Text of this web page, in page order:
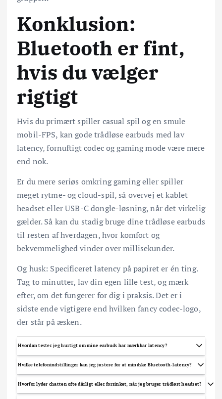
Konklusion:
Bluetooth er fint,
hvis du vælger
rigtigt
Hvis du primært spiller casual spil og en smule
mobil-FPS, kan gode trådløse earbuds med lav
latency, fornuftigt codec og gaming mode være mere
end nok.
Er du mere seriøs omkring gaming eller spiller
meget rytme- og cloud-spil, så overvej et kablet
headset eller USB-C dongle-løsning, når det virkelig
gælder. Så kan du stadig bruge dine trådløse earbuds
til resten af hverdagen, hvor komfort og
bekvemmelighed vinder over millisekunder.
Og husk: Specificeret latency på papiret er én ting.
Tag to minutter, lav din egen lille test, og mærk
efter, om det fungerer for dig i praksis. Det er i
sidste ende vigtigere end hvilken fancy codec-logo,
der står på æsken.
Hvordan tester jeg hurtigt om mine earbuds har mærkbar latency?
følger billedet. Du kan også prøve et dedikeret latency-testprogram eller et andet headset som
Hvilke telefonindstillinger kan jeg justere for at mindske Bluetooth-latency?
baggrundsapps. På Android kan du i Udviklerindstillinger vælge Bluetooth-audio-codec (vælg aptX/aptX
Hvorfor lyder chatten ofte dårligt eller forsinket, når jeg bruger trådløst headset?